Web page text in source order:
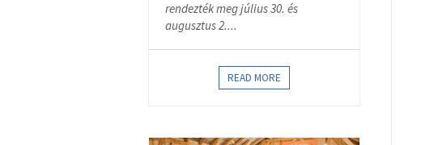
rendezték meg július 30. és
augusztus 2....
READ MORE